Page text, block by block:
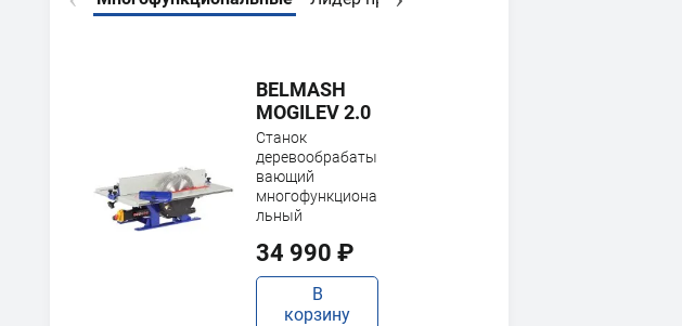
BELMASH
MOGILEV 2.0
Станок
деревообрабаты
вающий
многофункциона
льный
34 990 ₽
В
корзину